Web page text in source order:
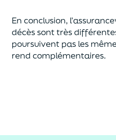
En conclusion,
décès sont très
poursuivent pas les
rend complémentaires.